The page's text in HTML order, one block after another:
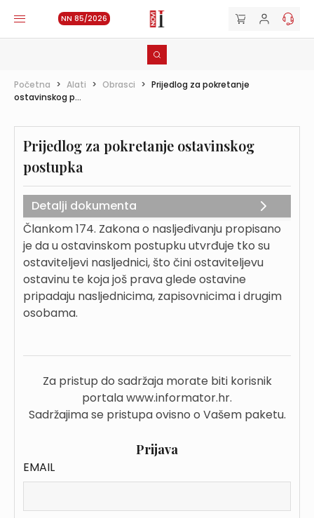
NN 85/2026
Početna > Alati > Obrasci > Prijedlog za pokretanje
ostavinskog p...
Prijedlog za pokretanje ostavinskog
postupka
Detalji dokumenta
Člankom 174. Zakona o nasljeđivanju propisano
je da u ostavinskom postupku utvrđuje tko su
ostaviteljevi nasljednici, što čini ostaviteljevu
ostavinu te koja još prava glede ostavine
pripadaju nasljednicima, zapisovnicima i drugim
osobama.
Za pristup do sadržaja morate biti korisnik
portala www.informator.hr.
Sadržajima se pristupa ovisno o Vašem paketu.
Prijava
EMAIL